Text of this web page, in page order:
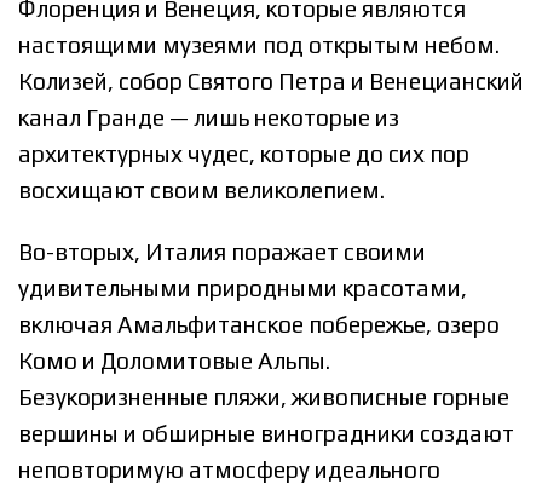
Флоренция и Венеция, которые являются
настоящими музеями под открытым небом.
Колизей, собор Святого Петра и Венецианский
канал Гранде — лишь некоторые из
архитектурных чудес, которые до сих пор
восхищают своим великолепием.
Во-вторых, Италия поражает своими
удивительными природными красотами,
включая Амальфитанское побережье, озеро
Комо и Доломитовые Альпы.
Безукоризненные пляжи, живописные горные
вершины и обширные виноградники создают
неповторимую атмосферу идеального